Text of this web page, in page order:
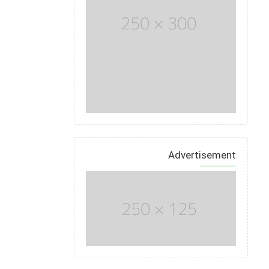
Advertisement